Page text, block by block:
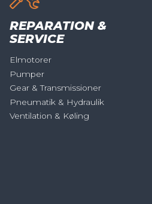
REPARATION &
SERVICE
Elmotorer
Pumper
Gear & Transmissioner
Pneumatik & Hydraulik
Ventilation & Køling